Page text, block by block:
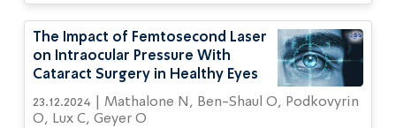
The Impact of Femtosecond Laser
on Intraocular Pressure With
Cataract Surgery in Healthy Eyes
23.12.2024 | Mathalone N, Ben-Shaul O, Podkovyrin
O, Lux C, Geyer O